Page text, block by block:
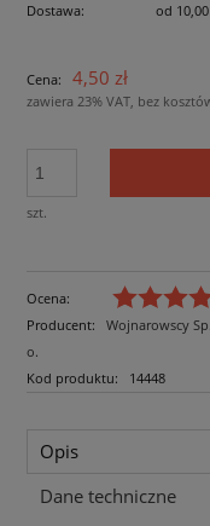
Dostawa:
od 10,00
Cena nie zawiera
Cena: 4,50 zł
zawiera 23% VAT, bez
szt.
Ocena:
Producent:
Wojnarowscy
o.
Kod produktu:
14448
Opis
Dane techniczne